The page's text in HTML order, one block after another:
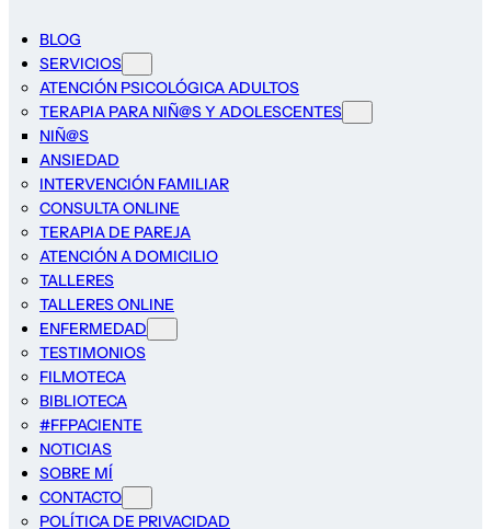
BLOG
SERVICIOS
ATENCIÓN PSICOLÓGICA ADULTOS
TERAPIA PARA NIÑ@S Y ADOLESCENTES
NIÑ@S
ANSIEDAD
INTERVENCIÓN FAMILIAR
CONSULTA ONLINE
TERAPIA DE PAREJA
ATENCIÓN A DOMICILIO
TALLERES
TALLERES ONLINE
ENFERMEDAD
TESTIMONIOS
FILMOTECA
BIBLIOTECA
#FFPACIENTE
NOTICIAS
SOBRE MÍ
CONTACTO
POLÍTICA DE PRIVACIDAD